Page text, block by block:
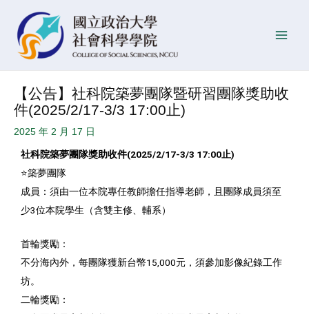
【公告】社科院築夢團隊暨研習團隊獎助收
件(2025/2/17-3/3 17:00止)
2025 年 2 月 17 日
社科院築夢團隊獎助收件(2025/2/17-3/3 17:00止)
⭐️築夢團隊
成員：須由一位本院專任教師擔任指導老師，且團隊成員須至
少3位本院學生（含雙主修、輔系）
首輪獎勵：
不分海內外，每團隊獲新台幣15,000元，須參加影像紀錄工作
坊。
二輪獎勵：
navigation
佈
日